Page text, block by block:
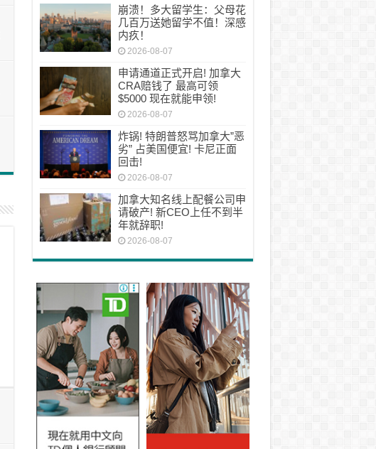
崩溃！多大留学生：父母花
几百万送她留学不值！深感
内疚！
2026-08-07
申请通道正式开启! 加拿大
CRA赔钱了 最高可领
$5000 现在就能申领!
2026-08-07
炸锅! 特朗普怒骂加拿大”恶
劣” 占美国便宜! 卡尼正面
回击!
2026-08-07
加拿大知名线上配餐公司申
请破产! 新CEO上任不到半
年就辞职!
2026-08-07